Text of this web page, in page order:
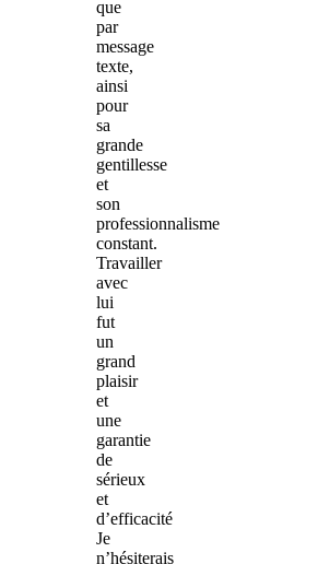
que
par
message
texte,
ainsi
pour
sa
grande
gentillesse
et
son
professionnalisme
constant.
Travailler
avec
lui
fut
un
grand
plaisir
et
une
garantie
de
sérieux
et
d’efficacité
Je
n’hésiterais